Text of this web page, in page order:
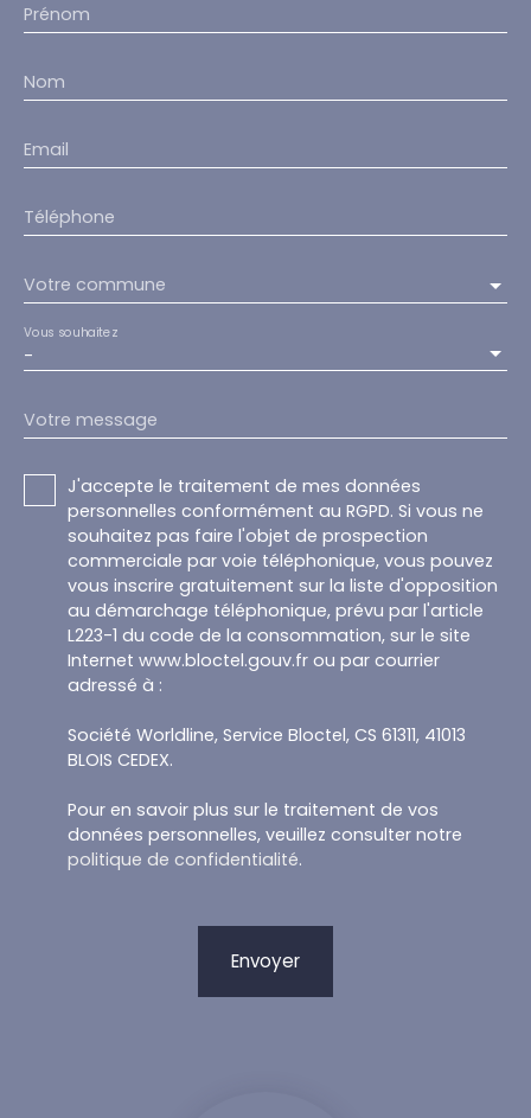
Prénom
Nom
Email
Téléphone
Votre commune
-
Vous souhaitez
Votre message
J'accepte le traitement de mes données
personnelles conformément au RGPD. Si vous ne
souhaitez pas faire l'objet de prospection
commerciale par voie téléphonique, vous pouvez
vous inscrire gratuitement sur la liste d'opposition
au démarchage téléphonique, prévu par l'article
L223-1 du code de la consommation, sur le site
Internet www.bloctel.gouv.fr ou par courrier
adressé à :
Société Worldline, Service Bloctel, CS 61311, 41013
BLOIS CEDEX.
Pour en savoir plus sur le traitement de vos
données personnelles, veuillez consulter notre
politique de confidentialité.
Envoyer